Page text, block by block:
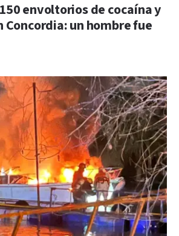
envoltorios de cocaína y
un hombre fue